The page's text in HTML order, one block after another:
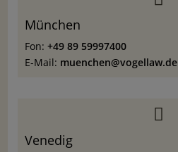
München
Fon: +49 89 59997400
E-Mail: muenchen@vogellaw.de

Venedig